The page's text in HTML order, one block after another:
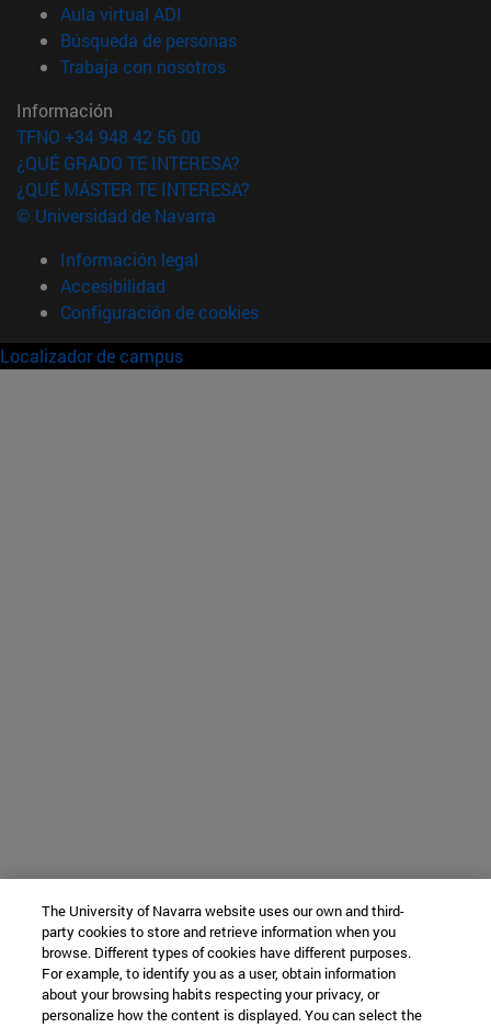
Aula virtual ADI
Búsqueda de personas(abre en nueva ventana)
Trabaja con nosotros(abre en nueva ventana)
Información
TFNO +34 948 42 56 00
¿QUÉ GRADO TE INTERESA?
¿QUÉ MÁSTER TE INTERESA?
© Universidad de Navarra
Información legal
Accesibilidad
Configuración de cookies
Localizador de campus
The University of Navarra website uses our own and third-
party cookies to store and retrieve information when you
browse. Different types of cookies have different purposes.
For example, to identify you as a user, obtain information
about your browsing habits respecting your privacy, or
personalize how the content is displayed. You can select the